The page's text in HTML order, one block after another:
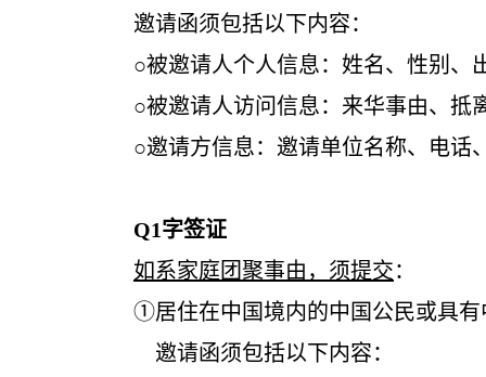
邀请函须包括以下内容：
○被邀请人个人信息：姓名、性别、出
○被邀请人访问信息：来华事由、抵离日
○邀请方信息：邀请单位名称、电话、地
Q1字签证
如系家庭团聚事由，须提交：
①居住在中国境内的中国公民或具有中国
邀请函须包括以下内容：